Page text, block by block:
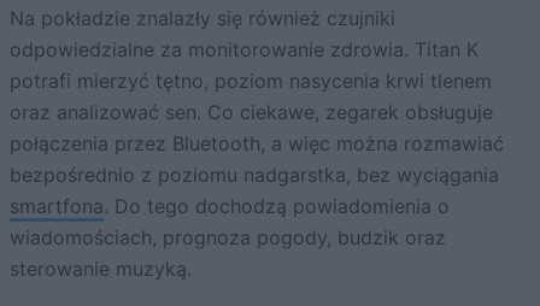
Na pokładzie znalazły się również czujniki
odpowiedzialne za monitorowanie zdrowia. Titan K
potrafi mierzyć tętno, poziom nasycenia krwi tlenem
oraz analizować sen. Co ciekawe, zegarek obsługuje
połączenia przez Bluetooth, a więc można rozmawiać
bezpośrednio z poziomu nadgarstka, bez wyciągania
smartfona. Do tego dochodzą powiadomienia o
wiadomościach, prognoza pogody, budzik oraz
sterowanie muzyką.